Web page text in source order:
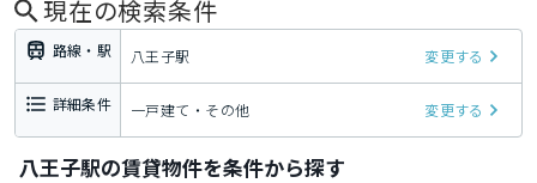
現在の検索条件
路線・駅 八王子駅 変更する
詳細条件 一戸建て・その他 変更する
八王子駅の賃貸物件を条件から探す